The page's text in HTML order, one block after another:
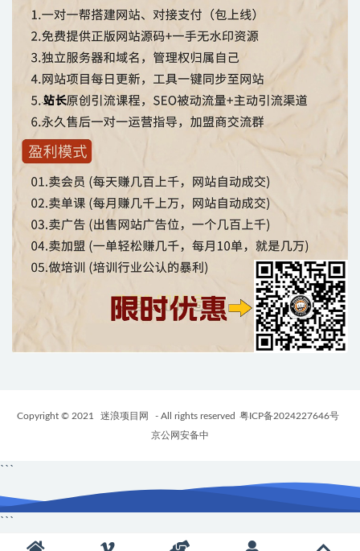
Copyright © 2021 迷浪项目网 - All rights reserved 粤ICP备2024227646号
京公网安备中
```
```